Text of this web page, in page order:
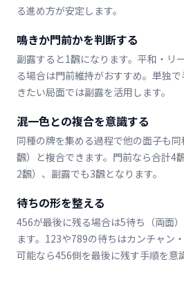
る進め方が安定します。
鳴きか門前かを判断する
副露すると1飜になります。平和・リ
る場合は門前維持がおすすめ。単独
きたい局面では副露を活用します。
混一色との複合を意識する
同種の牌を集める過程で他の面子も
飜）と複合できます。門前なら合計4
2飜）、副露でも3飜となります。
待ちの形を整える
456が最後に残る場合は5待ち（両面
ます。123や789の待ちはカンチャン
可能なら456側を最後に残す手順を意